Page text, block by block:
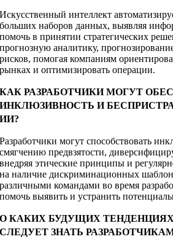
Искусственный интеллект
больших наборов данных, выявляя
помочь в принятии стратегических
прогнозную аналитику,
рисков, помогая компаниям
рынках и оптимизировать операции.
КАК РАЗРАБОТЧИКИ МОГУТ
ИНКЛЮЗИВНОСТЬ И
ИИ?
Разработчики могут способствовать
смягчению предвзятости,
внедряя этические принципы и
на наличие дискриминационных
различными командами во время
помочь выявить и устранить
О КАКИХ БУДУЩИХ
СЛЕДУЕТ ЗНАТЬ